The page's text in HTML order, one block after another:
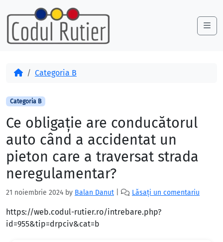
Skip to content
Skip to footer
AcasăCategoria B
Categoria B
Ce obligaţie are conducătorul
auto când a accidentat un
pieton care a traversat strada
neregulamentar?
21 noiembrie 2024 by Balan Danut Lăsați un comentariu
https://web.codul-rutier.ro/intrebare.php?
id=955&tip=drpciv&cat=b